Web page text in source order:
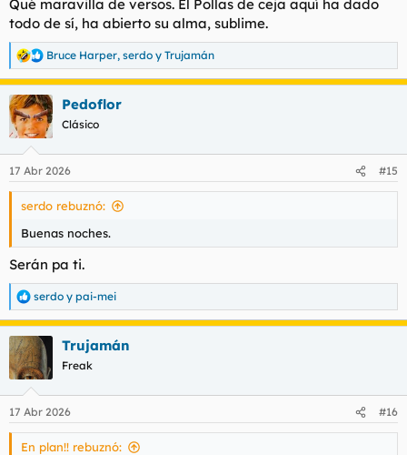
Qué maravilla de versos. El Pollas de ceja aquí ha dado
todo de sí, ha abierto su alma, sublime.
R
e
a
c
c
i
e
s
Bruce Harper, serdo y Trujamán
Pedoflor
Clásico
17 Abr 2026 #15
serdo rebuznó:
Buenas noches.
Serán pa ti.
R
e
a
c
c
i
e
s
serdo y pai-mei
Trujamán
Freak
17 Abr 2026 #16
En plan!! rebuznó: